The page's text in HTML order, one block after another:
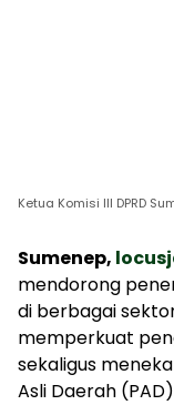
Ketua Komisi III DPRD
Sumenep,
mendorong
di berbagai
memperkuat
sekaligus
Asli Daerah